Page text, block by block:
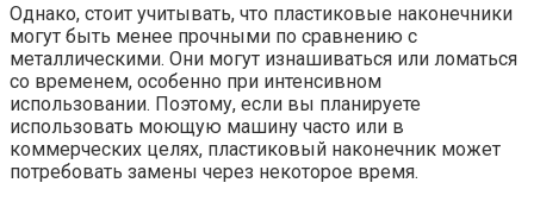
Однако, стоит учитывать, что пластиковые наконечники
могут быть менее прочными по сравнению с
металлическими. Они могут изнашиваться или ломаться
со временем, особенно при интенсивном
использовании. Поэтому, если вы планируете
использовать моющую машину часто или в
коммерческих целях, пластиковый наконечник может
потребовать замены через некоторое время.